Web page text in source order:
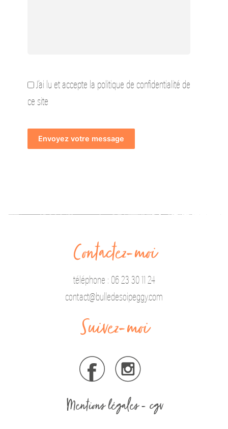
J’ai lu et accepte la politique de confidentialité de
ce site
Contactez-moi
téléphone : 06 23 30 11 24
contact@bulledesoipeggy.com
Suivez-moi
Mentions légales- cgv